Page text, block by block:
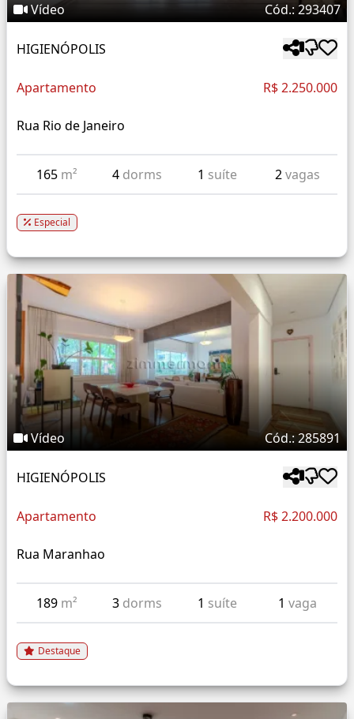
Vídeo Cód.: 293407
HIGIENÓPOLIS
Apartamento R$ 2.250.000
Rua Rio de Janeiro
165 m² 4 dorms 1 suíte 2vagas
Especial
Vídeo Cód.: 285891
HIGIENÓPOLIS
Apartamento R$ 2.200.000
Rua Maranhao
189 m² 3 dorms 1 suíte 1 vaga
Destaque